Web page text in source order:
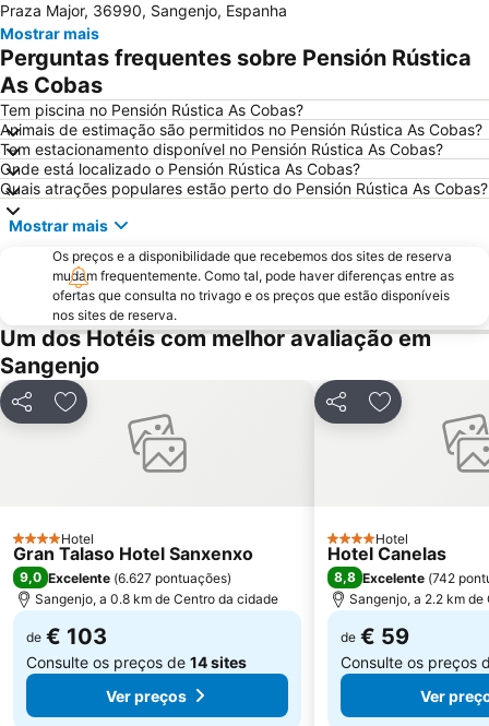
Barrio de Samil
Recinto Ferial de Vigo
América
Raxó
Patos
Montalvo
Puerto de Aldán
O Tombo do Gato ou da Fonte
Moledo
Praia de Baltar
Posto de Turismo de Valença do Minho
Porto de Vigo
Puerto O Grove
Areas
Praia de Lapamán
Paxariñas
Castelo de Salvaterra
do Vao
Bueu
Areal
Praia de Carnota
Canelas
Praia da Punta
Puerto de Panxón
Estación de Tren de Vigo
Plaza de América
Playa de Mogor
Caneliñas
Freixeiro
Aeropuerto de Vigo - Peinador
Praza Major, 36990, Sangenjo, Espanha
Mostrar mais
Perguntas frequentes sobre Pensión Rústica
As Cobas
Tem piscina no Pensión Rústica As Cobas?
Animais de estimação são permitidos no Pensión Rústica As Cobas?
Tem estacionamento disponível no Pensión Rústica As Cobas?
Onde está localizado o Pensión Rústica As Cobas?
Quais atrações populares estão perto do Pensión Rústica As Cobas?
Mostrar mais
Os preços e a disponibilidade que recebemos dos sites de reserva
mudam frequentemente. Como tal, pode haver diferenças entre as
ofertas que consulta no trivago e os preços que estão disponíveis
nos sites de reserva.
Um dos Hotéis com melhor avaliação em
Sangenjo
PartilharAdicionar aos favoritos
4 Estrelas
Hotel
Gran Talaso Hotel Sanxenxo
9,0 Excelente (6.627 pontuações)
Sangenjo, a 0.8 km de Centro da cidade
de € 103
Consulte os preços de 14 sites
Ver preços
PartilharAdicionar
4 Estrelas
Hotel
Hotel Canelas
8,8 Excelente (742
Sangenjo, a 2.2 km
de € 59
Consulte os preços
Ver